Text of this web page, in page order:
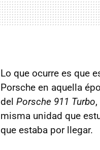
Lo que ocurre es que
Porsche en aquella
del Porsche 911 Turbo
misma unidad que
que estaba por llegar.